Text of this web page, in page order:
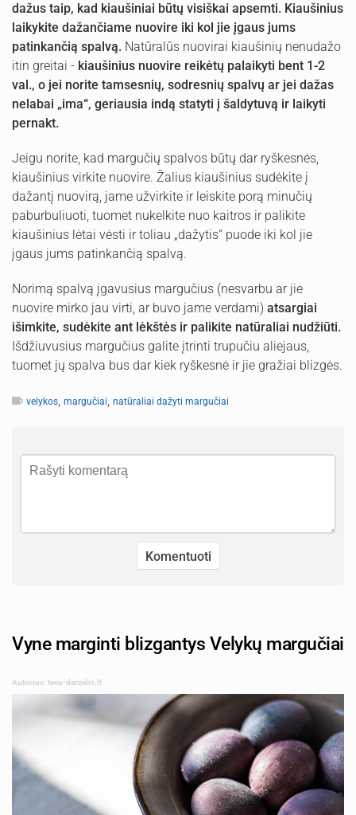
dažus taip, kad kiaušiniai būtų visiškai apsemti. Kiaušinius
laikykite dažančiame nuovire iki kol jie įgaus jums
patinkančią spalvą. Natūralūs nuovirai kiaušinių nenudažo
itin greitai - kiaušinius nuovire reikėtų palaikyti bent 1-2
val., o jei norite tamsesnių, sodresnių spalvų ar jei dažas
nelabai „ima“, geriausia indą statyti į šaldytuvą ir laikyti
pernakt.
Jeigu norite, kad margučių spalvos būtų dar ryškesnės,
kiaušinius virkite nuovire. Žalius kiaušinius sudėkite į
dažantį nuovirą, jame užvirkite ir leiskite porą minučių
paburbuliuoti, tuomet nukelkite nuo kaitros ir palikite
kiaušinius lėtai vėsti ir toliau „dažytis“ puode iki kol jie
įgaus jums patinkančią spalvą.
Norimą spalvą įgavusius margučius (nesvarbu ar jie
nuovire mirko jau virti, ar buvo jame verdami) atsargiai
išimkite, sudėkite ant lėkštės ir palikite natūraliai nudžiūti.
Išdžiuvusius margučius galite įtrinti trupučiu aliejaus,
tuomet jų spalva bus dar kiek ryškesnė ir jie gražiai blizgės.
velykos, margučiai, natūraliai dažyti margučiai
Vyne marginti blizgantys Velykų margučiai
Autorius: tevu-darzelis.lt